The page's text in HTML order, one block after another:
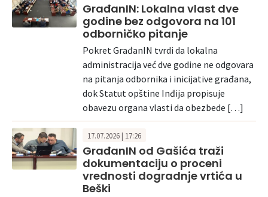
GrađanIN: Lokalna vlast dve
godine bez odgovora na 101
odborničko pitanje
Pokret GrađanIN tvrdi da lokalna
administracija već dve godine ne odgovara
na pitanja odbornika i inicijative građana,
dok Statut opštine Inđija propisuje
obavezu organa vlasti da obezbede […]
17.07.2026 | 17:26
GrađanIN od Gašića traži
dokumentaciju o proceni
vrednosti dogradnje vrtića u
Beški